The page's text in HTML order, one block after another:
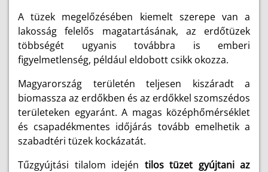
A tüzek megelőzésében kiemelt szerepe van a
lakosság felelős magatartásának, az erdőtüzek
többségét ugyanis továbbra is emberi
figyelmetlenség, például eldobott csikk okozza.
Magyarország területén teljesen kiszáradt a
biomassza az erdőkben és az erdőkkel szomszédos
területeken egyaránt. A magas középhőmérséklet
és csapadékmentes időjárás tovább emelhetik a
szabadtéri tüzek kockázatát.
Tűzgyújtási tilalom idején tilos tüzet gyújtani az